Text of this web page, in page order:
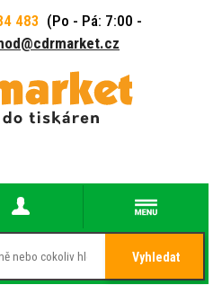
483 (Po - Pá: 7:00 -
Vyhledat